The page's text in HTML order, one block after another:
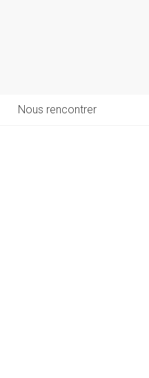
Nous rencontrer